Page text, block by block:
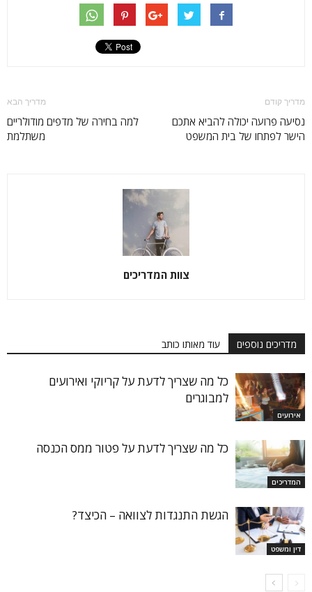
מדריך קודם
נסיעה פרועה יכולה להביא אתכם
הישר לפתחו של בית המשפט
מדריך הבא
למה בחירה של מדפים מודולריים
משתלמת
צוות המדריכים
מדריכים נוספים עוד מאותו כותב
אירועים
כל מה שצריך לדעת על קריוקי ואירועים
למבוגרים
המדריכים
כל מה שצריך לדעת על פטור ממס הכנסה
דין ומשפט
הגשת התנגדות לצוואה – הכיצד?